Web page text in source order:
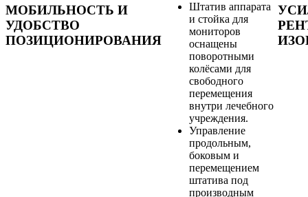
МОБИЛЬНОСТЬ И
УДОБСТВО
ПОЗИЦИОНИРОВАНИЯ
Штатив аппарата
и стойка для
мониторов
оснащены
поворотными
колёсами для
свободного
перемещения
внутри лечебного
учреждения.
Управление
продольным,
боковым и
перемещением
штатива под
производным